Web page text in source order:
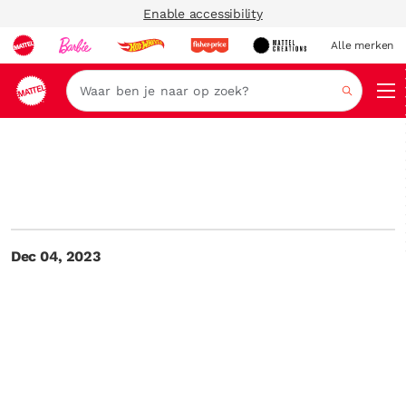
Enable accessibility
Alle merken
Zoeken
Dec 04, 2023